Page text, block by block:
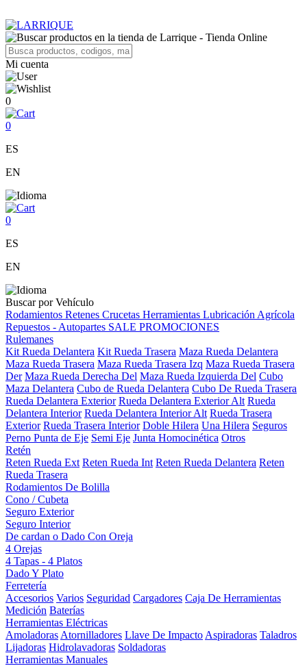
Mi cuenta
0
0
ES
EN
0
ES
EN
Buscar por Vehículo
Rodamientos Retenes Crucetas Herramientas Lubricación Agrícola
Repuestos - Autopartes SALE PROMOCIONES
Rulemanes
Kit Rueda Delantera Kit Rueda Trasera Maza Rueda Delantera
Maza Rueda Trasera Maza Rueda Trasera Izq Maza Rueda Trasera
Der Maza Rueda Derecha Del Maza Rueda Izquierda Del Cubo
Maza Delantera Cubo de Rueda Delantera Cubo De Rueda Trasera
Rueda Delantera Exterior Rueda Delantera Exterior Alt Rueda
Delantera Interior Rueda Delantera Interior Alt Rueda Trasera
Exterior Rueda Trasera Interior Doble Hilera Una Hilera Seguros
Perno Punta de Eje Semi Eje Junta Homocinética Otros
Retén
Reten Rueda Ext Reten Rueda Int Reten Rueda Delantera Reten
Rueda Trasera
Rodamientos De Bolilla
Cono / Cubeta
Seguro Exterior
Seguro Interior
De cardan o Dado Con Oreja
4 Orejas
4 Tapas - 4 Platos
Dado Y Plato
Ferretería
Accesorios Varios Seguridad Cargadores Caja De Herramientas
Medición Baterías
Herramientas Eléctricas
Amoladoras Atornilladores Llave De Impacto Aspiradoras Taladros
Lijadoras Hidrolavadoras Soldadoras
Herramientas Manuales